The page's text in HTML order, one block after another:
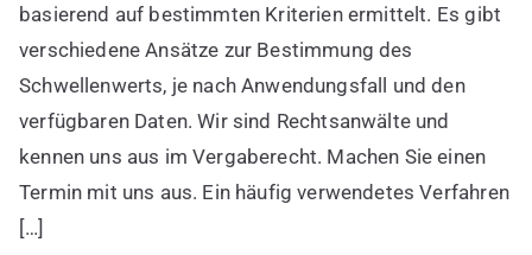
basierend auf bestimmten Kriterien ermittelt. Es gibt
verschiedene Ansätze zur Bestimmung des
Schwellenwerts, je nach Anwendungsfall und den
verfügbaren Daten. Wir sind Rechtsanwälte und
kennen uns aus im Vergaberecht. Machen Sie einen
Termin mit uns aus. Ein häufig verwendetes Verfahren
[…]